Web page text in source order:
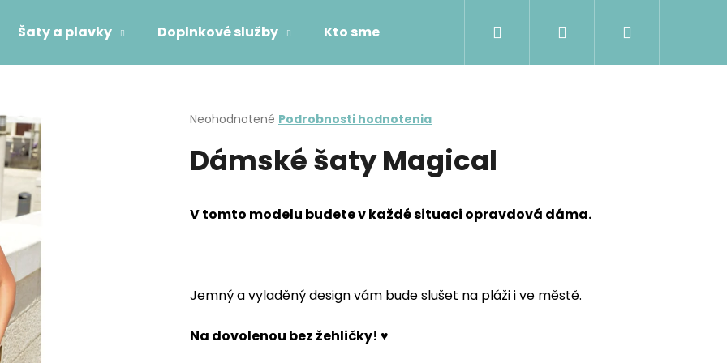
Šaty a plavky Doplnkové služby Kto sme Napíšte nám Tabuľka veľkostí
Hľadať Prihlásenie
Priemerné
produktu
je
5
Neohodnotené Podrobnosti hodnotenia
Dámské šaty Magical
V tomto modelu budete v každé situaci opravdová dáma.
Jemný a vyladěný design vám bude slušet na pláži i ve městě.
Na dovolenou bez žehličky! ♥
HĽADAŤ